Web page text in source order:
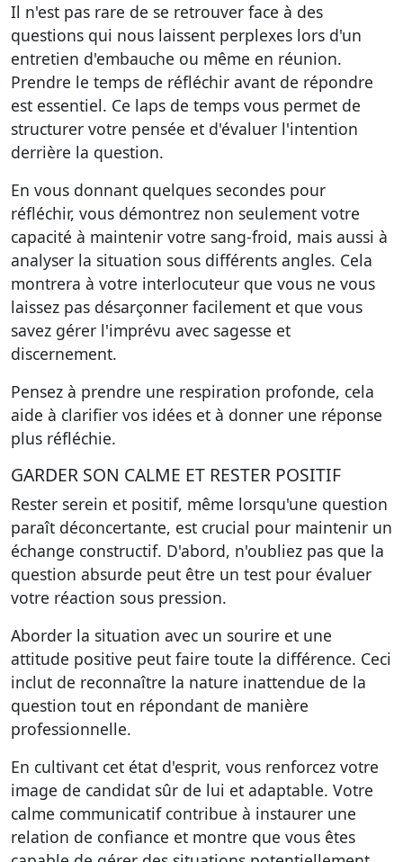
Il n'est pas rare de se retrouver face à des
questions qui nous laissent perplexes lors d'un
entretien d'embauche ou même en réunion.
Prendre le temps de réfléchir avant de répondre
est essentiel. Ce laps de temps vous permet de
structurer votre pensée et d'évaluer l'intention
derrière la question.
En vous donnant quelques secondes pour
réfléchir, vous démontrez non seulement votre
capacité à maintenir votre sang-froid, mais aussi à
analyser la situation sous différents angles. Cela
montrera à votre interlocuteur que vous ne vous
laissez pas désarçonner facilement et que vous
savez gérer l'imprévu avec sagesse et
discernement.
Pensez à prendre une respiration profonde, cela
aide à clarifier vos idées et à donner une réponse
plus réfléchie.
GARDER SON CALME ET RESTER POSITIF
Rester serein et positif, même lorsqu'une question
paraît déconcertante, est crucial pour maintenir un
échange constructif. D'abord, n'oubliez pas que la
question absurde peut être un test pour évaluer
votre réaction sous pression.
Aborder la situation avec un sourire et une
attitude positive peut faire toute la différence. Ceci
inclut de reconnaître la nature inattendue de la
question tout en répondant de manière
professionnelle.
En cultivant cet état d'esprit, vous renforcez votre
image de candidat sûr de lui et adaptable. Votre
calme communicatif contribue à instaurer une
relation de confiance et montre que vous êtes